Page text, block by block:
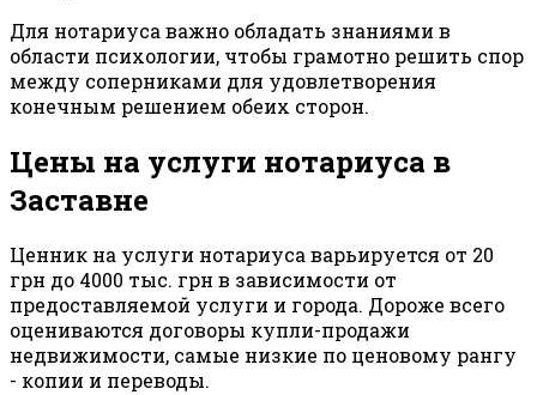
Для нотариуса важно обладать знаниями в
области психологии, чтобы грамотно решить спор
между соперниками для удовлетворения
конечным решением обеих сторон.
Цены на услуги нотариуса в
Заставне
Ценник на услуги нотариуса варьируется от 20
грн до 4000 тыс. грн в зависимости от
предоставляемой услуги и города. Дороже всего
оцениваются договоры купли-продажи
недвижимости, самые низкие по ценовому рангу
- копии и переводы.